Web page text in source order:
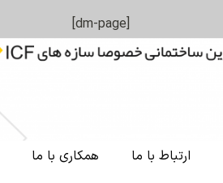
[dm-page]
ارتباط با ما همکاری با ما